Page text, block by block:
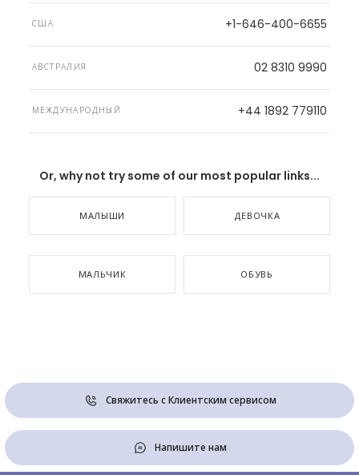
США +1-646-400-6655
АВСТРАЛИЯ 02 8310 9990
МЕЖДУНАРОДНЫЙ +44 1892 779110
Or, why not try some of our most popular links...
МАЛЫШИ ДЕВОЧКА
МАЛЬЧИК ОБУВЬ
Свяжитесь с Клиентским сервисом
Напишите нам